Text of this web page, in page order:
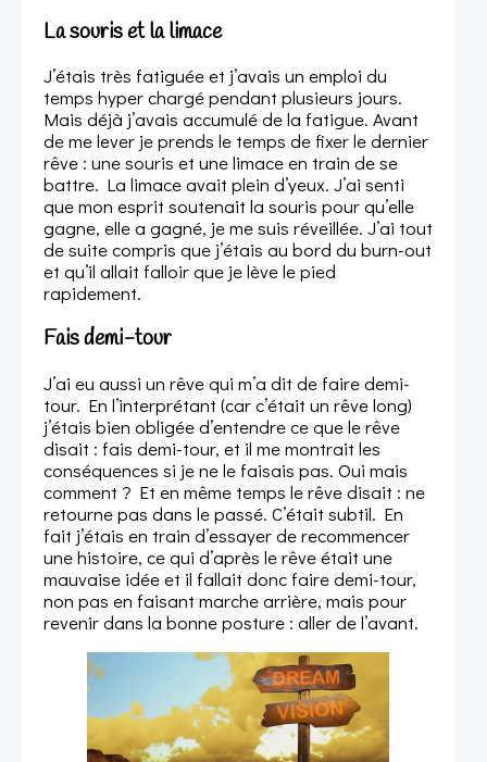
La souris et la limace
J’étais très fatiguée et j’avais un emploi du
temps hyper chargé pendant plusieurs jours.
Mais déjà j’avais accumulé de la fatigue. Avant
de me lever je prends le temps de fixer le dernier
rêve : une souris et une limace en train de se
battre. La limace avait plein d’yeux. J’ai senti
que mon esprit soutenait la souris pour qu’elle
gagne, elle a gagné, je me suis réveillée. J’ai tout
de suite compris que j’étais au bord du burn-out
et qu’il allait falloir que je lève le pied
rapidement.
Fais demi-tour
J’ai eu aussi un rêve qui m’a dit de faire demi-
tour. En l’interprétant (car c’était un rêve long)
j’étais bien obligée d’entendre ce que le rêve
disait : fais demi-tour, et il me montrait les
conséquences si je ne le faisais pas. Oui mais
comment ? Et en même temps le rêve disait : ne
retourne pas dans le passé. C’était subtil. En
fait j’étais en train d’essayer de recommencer
une histoire, ce qui d’après le rêve était une
mauvaise idée et il fallait donc faire demi-tour,
non pas en faisant marche arrière, mais pour
revenir dans la bonne posture : aller de l’avant.